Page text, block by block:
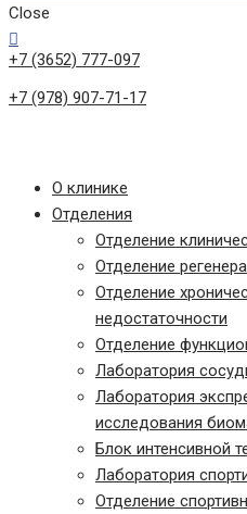
Close
+7 (3652) 777-097
+7 (978) 907-71-17
О клинике
Отделения
Отделение
Отделение
Отделение
недостаточности
Отделение
Лаборатория
Лаборатория
исследования
Блок интенсивной
Лаборатория
Отделение